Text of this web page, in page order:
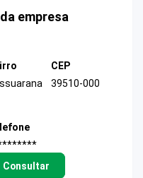
empresa
CEP
39510-000
Consultar